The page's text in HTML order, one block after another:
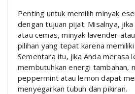
Penting untuk memilih minyak
dengan tujuan pijat. Misalnya,
atau cemas, minyak lavender
pilihan yang tepat karena
Sementara itu, jika Anda merasa
membutuhkan energi tambahan,
peppermint atau lemon dapat
menyegarkan tubuh dan pikiran.